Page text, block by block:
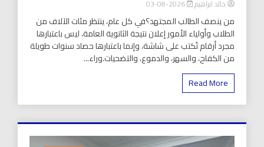
خالد ابراهيم 2026-08-03
من ينصف الطالب المجتهد؟في كل عام، ينتظر مئات الآلاف من
الطلاب وأولياء الأمور إعلان نتيجة الثانوية العامة، ليس باعتبارها
مجرد أرقام تُكتب على شاشة، وإنما باعتبارها حصاد سنوات طويلة
من الكفاح، والسهر، والدموع، والتضحيات.وراء...
Read More